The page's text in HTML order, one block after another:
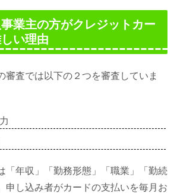
業主の方がクレジットカー
い理由
審査では以下の２つを審査していま
「年収」「勤務形態」「職業」「勤続
申し込み者がカードの支払いを毎月お